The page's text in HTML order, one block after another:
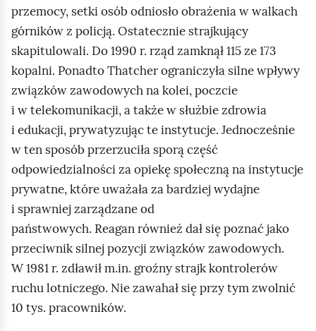
przemocy, setki osób odniosło obrażenia w walkach
górników z policją. Ostatecznie strajkujący
skapitulowali. Do 1990 r. rząd zamknął 115 ze 173
kopalni. PonadtoThatcherograniczyła silne wpływy
związków zawodowych na kolei, poczcie
i w telekomunikacji, a także w służbie zdrowia
i edukacji, prywatyzując te instytucje. Jednocześnie
w ten sposób przerzuciła sporą część
odpowiedzialności za opiekę społeczną na instytucje
prywatne, które uważała za bardziej wydajne
i sprawniej zarządzane od
państwowych. Reaganrównież dał się poznać jako
przeciwnik silnej pozycji związków zawodowych.
W 1981 r. zdławił m.in. groźny strajk kontrolerów
ruchu lotniczego. Nie zawahał się przy tym zwolnić
10 tys. pracowników.